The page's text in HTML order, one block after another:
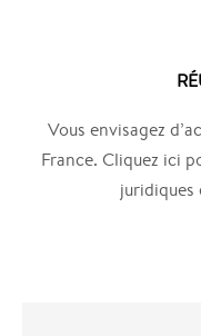
Vous envisagez
France. Cliquez ici
juridiques